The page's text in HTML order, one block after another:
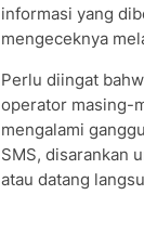
informasi yang
mengeceknya
Perlu diingat
operator masing-
mengalami
SMS, disarankan
atau datang